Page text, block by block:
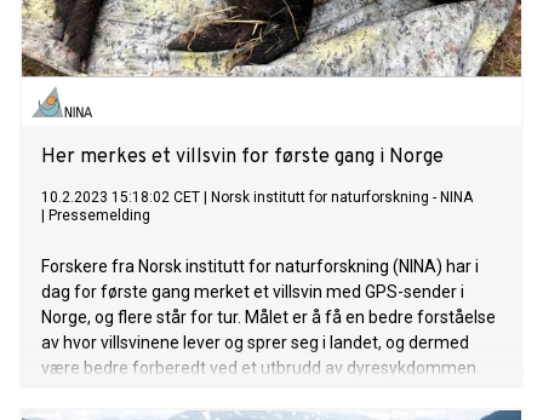
Her merkes et villsvin for første gang i Norge
10.2.2023 15:18:02 CET
Norsk institutt for naturforskning - NINA
Pressemelding
Forskere fra Norsk institutt for naturforskning (NINA) har i
dag for første gang merket et villsvin med GPS-sender i
Norge, og flere står for tur. Målet er å få en bedre forståelse
av hvor villsvinene lever og sprer seg i landet, og dermed
være bedre forberedt ved et utbrudd av dyresykdommen